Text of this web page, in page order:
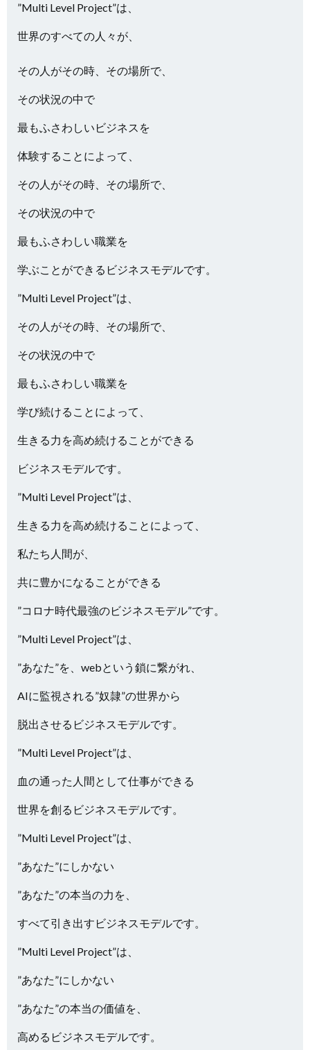
”Multi Level Project”は、
世界のすべての人々が、
その人がその時、その場所で、
その状況の中で
最もふさわしいビジネスを
体験することによって、
その人がその時、その場所で、
その状況の中で
最もふさわしい職業を
学ぶことができるビジネスモデルです。
”Multi Level Project”は、
その人がその時、その場所で、
その状況の中で
最もふさわしい職業を
学び続けることによって、
生きる力を高め続けることができる
ビジネスモデルです。
”Multi Level Project”は、
生きる力を高め続けることによって、
私たち人間が、
共に豊かになることができる
”コロナ時代最強のビジネスモデル”です。
”Multi Level Project”は、
”あなた”を、webという鎖に繋がれ、
AIに監視される”奴隷”の世界から
脱出させるビジネスモデルです。
”Multi Level Project”は、
血の通った人間として仕事ができる
世界を創るビジネスモデルです。
”Multi Level Project”は、
”あなた”にしかない
”あなた”の本当の力を、
すべて引き出すビジネスモデルです。
”Multi Level Project”は、
”あなた”にしかない
”あなた”の本当の価値を、
高めるビジネスモデルです。